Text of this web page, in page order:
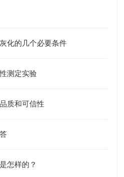
化的几个必要条件
测定实验
质和可信性
怎样的？